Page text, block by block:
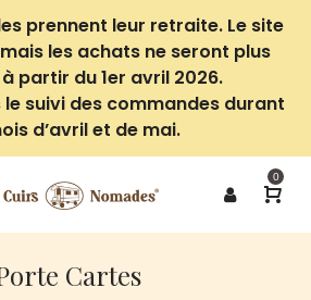
prennent leur retraite. Le site
les achats ne seront plus
partir du 1er avril 2026.
le suivi des commandes durant
d’avril et de mai.
0
Cartes